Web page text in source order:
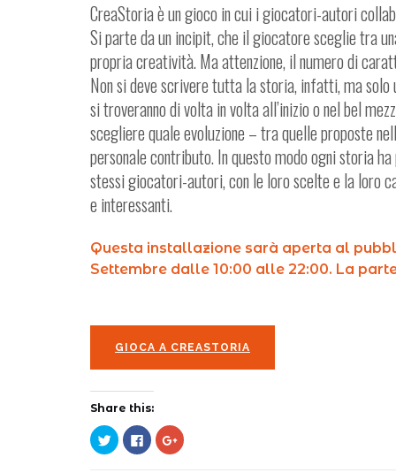
CreaStoria è un gioco in cui i giocatori-autori
Si parte da un incipit, che il giocatore sceglie tra
propria creatività. Ma attenzione, il numero di
Non si deve scrivere tutta la storia, infatti, ma solo
si troveranno di volta in volta all’inizio o nel bel
scegliere quale evoluzione – tra quelle proposte
personale contributo. In questo modo ogni storia
stessi giocatori-autori, con le loro scelte e la loro
e interessanti.
Questa installazione sarà aperta al
Settembre dalle 10:00 alle 22:00. La
GIOCA A CREASTORIA
Share this:
Click
to
Click
to
Click
to